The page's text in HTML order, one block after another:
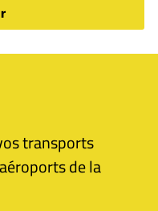
transports
de la